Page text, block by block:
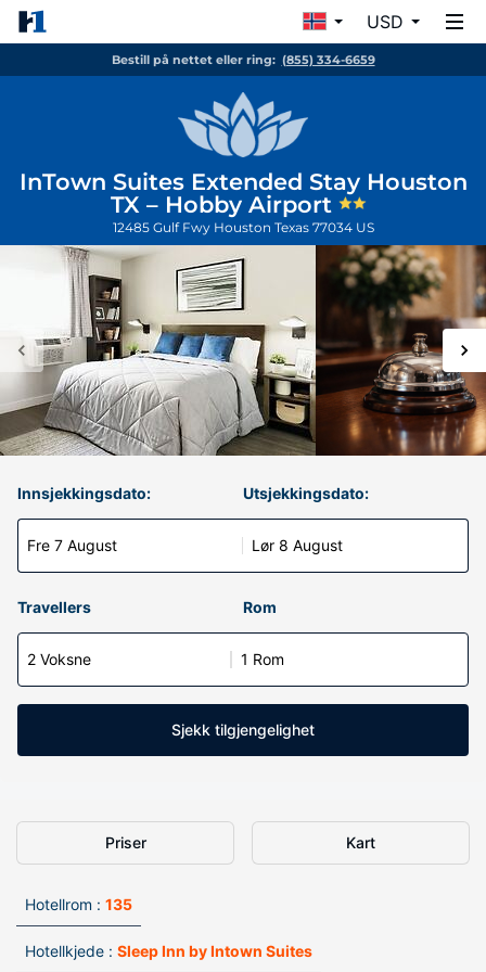
USD
Bestill på nettet eller ring: (855) 334-6659
InTown Suites Extended Stay Houston
TX – Hobby Airport
12485 Gulf Fwy Houston Texas 77034 US
Innsjekkingsdato:
Fre 7 August
Utsjekkingsdato:
Lør 8 August
Travellers Rom
2 Voksne 1 Rom
Sjekk tilgjengelighet
Priser Kart
Hotellrom : 135
Hotellkjede : Sleep Inn by Intown Suites